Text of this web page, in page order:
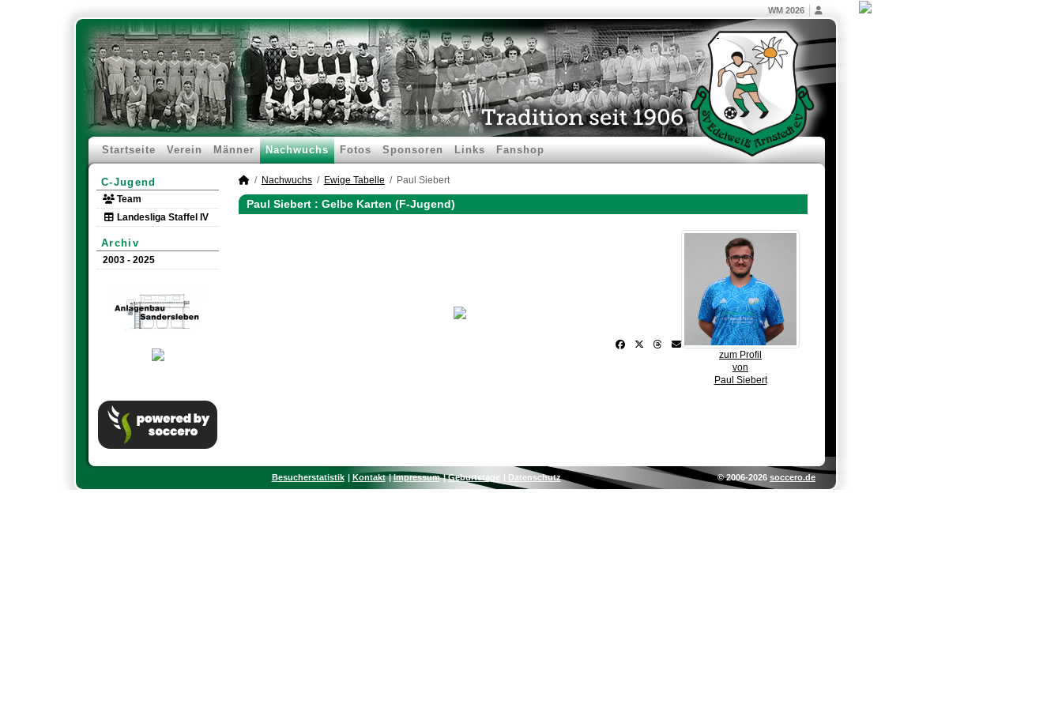
WM 2026
Startseite Verein Männer Nachwuchs Fotos Sponsoren Links Fanshop
C-Jugend
Team
Landesliga Staffel IV
Archiv
2003 - 2025
Nachwuchs Ewige Tabelle Paul Siebert
Paul Siebert : Gelbe Karten (F-Jugend)
zum Profil
von
Paul Siebert
Besucherstatistik Kontakt Impressum Geburtstage Datenschutz © 2006-2026 soccero.de